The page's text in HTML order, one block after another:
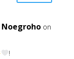
on
!